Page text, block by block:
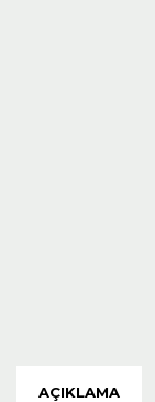
AÇIKLAMA